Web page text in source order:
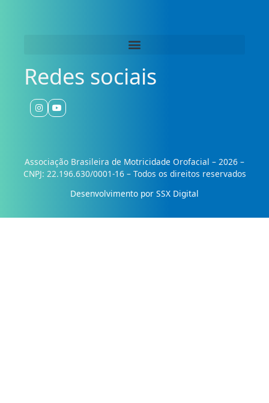
Redes sociais
Associação Brasileira de Motricidade Orofacial – 2026 –
CNPJ: 22.196.630/0001-16 – Todos os direitos reservados
Desenvolvimento por SSX Digital